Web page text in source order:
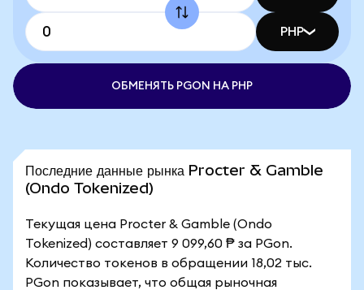
PHP
ОБМЕНЯТЬ PGON НА PHP
Последние данные рынка Procter & Gamble
(Ondo Tokenized)
Текущая цена Procter & Gamble (Ondo
Tokenized) составляет 9 099,60 ₱ за PGon.
Количество токенов в обращении 18,02 тыс.
PGon показывает, что общая рыночная